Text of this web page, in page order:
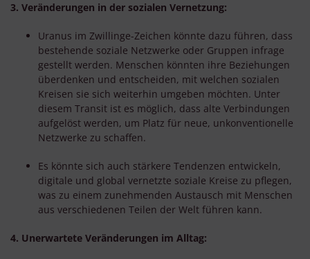
3. Veränderungen in der sozialen Vernetzung:
Uranus im Zwillinge-Zeichen könnte dazu führen, dass
bestehende soziale Netzwerke oder Gruppen infrage
gestellt werden. Menschen könnten ihre Beziehungen
überdenken und entscheiden, mit welchen sozialen
Kreisen sie sich weiterhin umgeben möchten. Unter
diesem Transit ist es möglich, dass alte Verbindungen
aufgelöst werden, um Platz für neue, unkonventionelle
Netzwerke zu schaffen.
Es könnte sich auch stärkere Tendenzen entwickeln,
digitale und global vernetzte soziale Kreise zu pflegen,
was zu einem zunehmenden Austausch mit Menschen
aus verschiedenen Teilen der Welt führen kann.
4. Unerwartete Veränderungen im Alltag: